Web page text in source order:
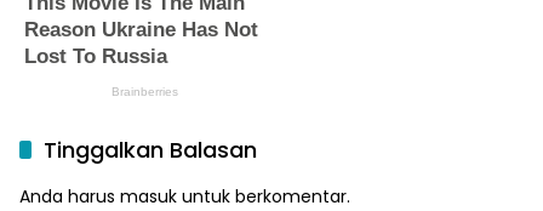
Tinggalkan Balasan
Anda harus masuk untuk berkomentar.